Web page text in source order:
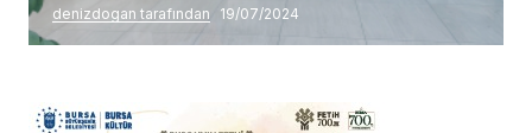
denizdogan tarafından 19/07/2024